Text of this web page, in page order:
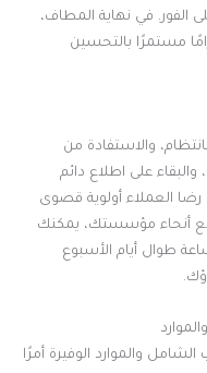
الفور. في نهاية المطاف،
مستمرًا بالتحسين
والاستفادة من
والبقاء على اطلاع دائم
العملاء أولوية قصوى
أنحاء مؤسستك، يمكنك
طوال أيام الأسبوع
والموارد الوفيرة أمرًا